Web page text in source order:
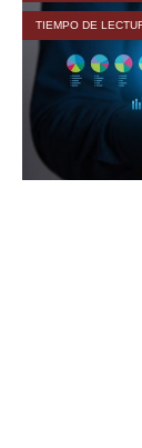
TIEMPO DE